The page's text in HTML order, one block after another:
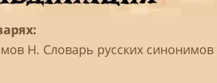
Н. Словарь русских